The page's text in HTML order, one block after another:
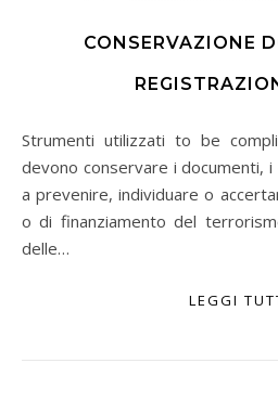
CONSERVAZIONE
Strumenti utilizzati to be compliant I soggetti obbligati
devono conservare i documenti,
a prevenire, individuare o
o di finanziamento del
delle…
LEGGI